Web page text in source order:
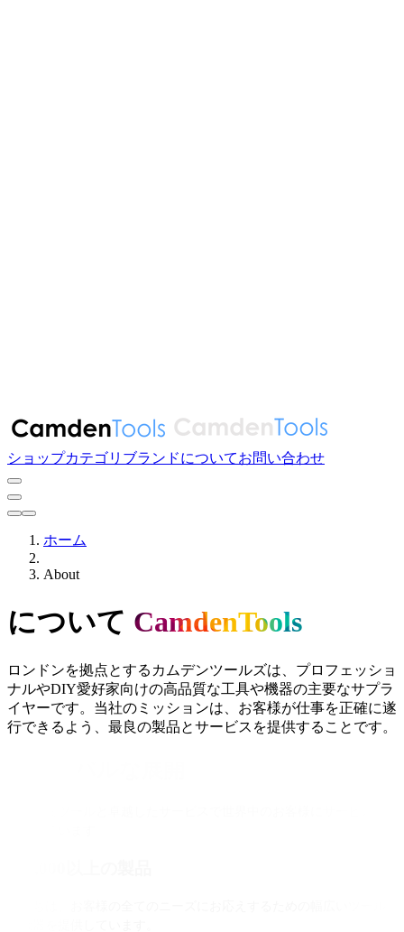
ショップカテゴリ ブランドについてお問い合わせ
ホーム
About
について CamdenTools
ロンドンを拠点とするカムデンツールズは、プロフェッショ
ナルやDIY愛好家向けの高品質な工具や機器の主要なサプラ
イヤーです。当社のミッションは、お客様が仕事を正確に遂
行できるよう、最良の製品とサービスを提供することです。